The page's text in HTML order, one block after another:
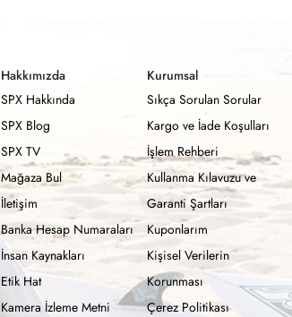
Hakkımızda
SPX Hakkında
SPX Blog
SPX TV
Mağaza Bul
İletişim
Banka Hesap Numaraları
İnsan Kaynakları
Etik Hat
Kamera İzleme Metni
Kurumsal
Sıkça Sorulan Sorular
Kargo ve İade Koşulları
İşlem Rehberi
Kullanma Kılavuzu ve
Garanti Şartları
Kuponlarım
Kişisel Verilerin
Korunması
Çerez Politikası